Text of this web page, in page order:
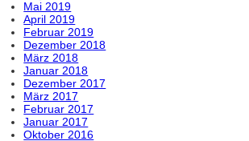
Mai 2019
April 2019
Februar 2019
Dezember 2018
März 2018
Januar 2018
Dezember 2017
März 2017
Februar 2017
Januar 2017
Oktober 2016